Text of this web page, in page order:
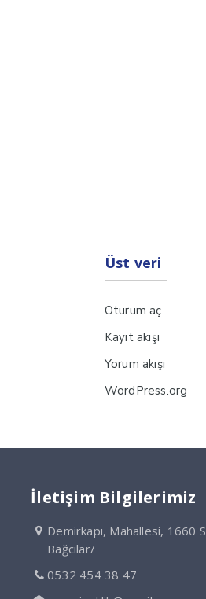
Üst veri
Oturum aç
Kayıt akışı
Yorum akışı
WordPress.org
İletişim Bilgilerimiz
Demirkapı, Mahallesi, 1660
Bağcılar/
0532 454 38 47